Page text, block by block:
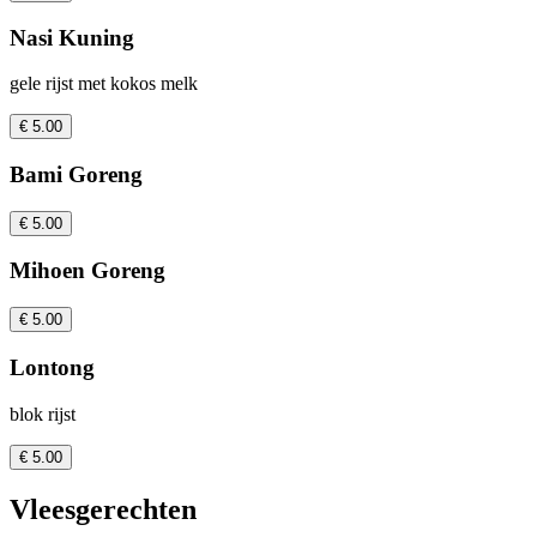
Nasi Kuning
gele rijst met kokos melk
€ 5.00
Bami Goreng
€ 5.00
Mihoen Goreng
€ 5.00
Lontong
blok rijst
€ 5.00
Vleesgerechten